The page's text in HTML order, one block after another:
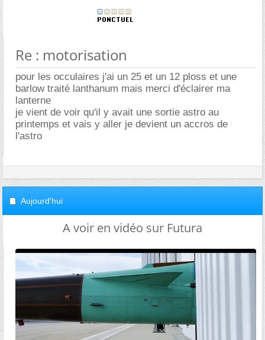
Re : motorisation
pour les occulaires j'ai un 25 et un 12 ploss et une
barlow traité lanthanum mais merci d'éclairer ma
lanterne
je vient de voir qu'il y avait une sortie astro au
printemps et vais y aller je devient un accros de
l'astro
Aujourd'hui
A voir en vidéo sur Futura